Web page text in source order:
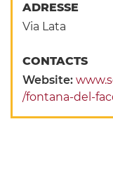
ADRESSE
Via Lata
CONTACTS
Website:
/fontana-del-